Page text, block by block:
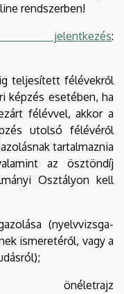
rendszerben!
jelentkezés:
teljesített félévekről
képzés esetében, ha
félévvel, akkor a
utolsó félévéről
tartalmaznia
az ösztöndíj
Osztályon kell
(nyelvvizsga-
ismeretéről, vagy a
önéletrajz